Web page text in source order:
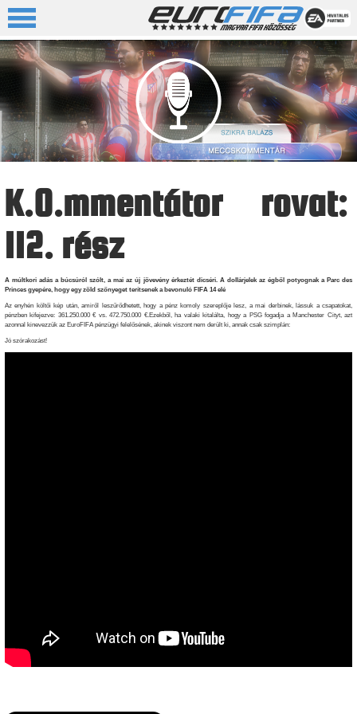
K.O.mmentátor rovat:
112. rész
A múltkori adás a búcsúról szólt, a mai az új jövevény érkeztét dicséri. A dollárjelek az égből potyognak a Parc des
Princes gyepére, hogy egy zöld szőnyeget terítsenek a bevonuló FIFA 14 elé
Az enyhén költői kép után, amiről leszűrődhetett, hogy a pénz komoly szereplője lesz, a mai derbinek, lássuk a csapatokat,
pénzben kifejezve: 361.250.000 € vs. 472.750.000 €.Ezekből, ha valaki kitalálta, hogy a PSG fogadja a Manchester Cityt, azt
azonnal kinevezzük az EuroFIFA pénzügyi felelősének, akinek viszont nem derült ki, annak csak szimplán:
Jó szórakozást!